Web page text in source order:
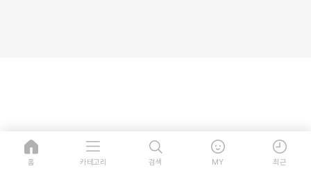
홈 카테고리 검색 MY 최근